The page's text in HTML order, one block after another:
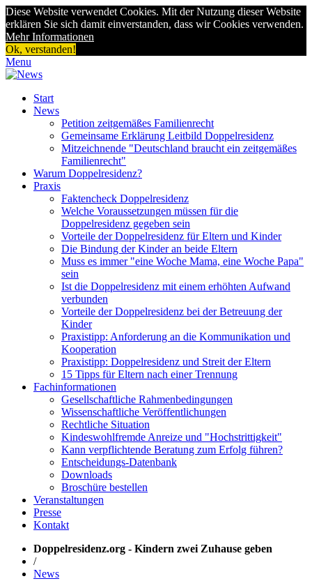
Diese Website verwendet Cookies. Mit der Nutzung dieser Website
erklären Sie sich damit einverstanden, dass wir Cookies verwenden.
Mehr Informationen
Ok, verstanden!
Menu
Start
News
Petition zeitgemäßes Familienrecht
Gemeinsame Erklärung Leitbild Doppelresidenz
Mitzeichnende "Deutschland braucht ein zeitgemäßes
Familienrecht"
Warum Doppelresidenz?
Praxis
Faktencheck Doppelresidenz
Welche Voraussetzungen müssen für die
Doppelresidenz gegeben sein
Vorteile der Doppelresidenz für Eltern und Kinder
Die Bindung der Kinder an beide Eltern
Muss es immer "eine Woche Mama, eine Woche Papa"
sein
Ist die Doppelresidenz mit einem erhöhten Aufwand
verbunden
Vorteile der Doppelresidenz bei der Betreuung der
Kinder
Praxistipp: Anforderung an die Kommunikation und
Kooperation
Praxistipp: Doppelresidenz und Streit der Eltern
15 Tipps für Eltern nach einer Trennung
Fachinformationen
Gesellschaftliche Rahmenbedingungen
Wissenschaftliche Veröffentlichungen
Rechtliche Situation
Kindeswohlfremde Anreize und "Hochstrittigkeit"
Kann verpflichtende Beratung zum Erfolg führen?
Entscheidungs-Datenbank
Downloads
Broschüre bestellen
Veranstaltungen
Presse
Kontakt
Doppelresidenz.org - Kindern zwei Zuhause geben
/
News